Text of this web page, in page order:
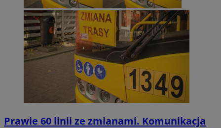
Prawie 60 linii ze zmianami. Komunikacja